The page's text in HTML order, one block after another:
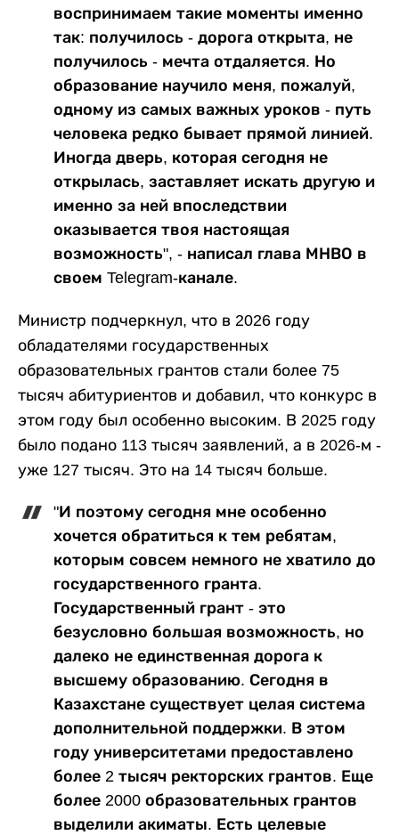
воспринимаем такие моменты именно
так: получилось - дорога открыта, не
получилось - мечта отдаляется. Но
образование научило меня, пожалуй,
одному из самых важных уроков - путь
человека редко бывает прямой линией.
Иногда дверь, которая сегодня не
открылась, заставляет искать другую и
именно за ней впоследствии
оказывается твоя настоящая
возможность", - написал глава МНВО в
своем Telegram-канале.
Министр подчеркнул, что в 2026 году
обладателями государственных
образовательных грантов стали более 75
тысяч абитуриентов и добавил, что конкурс в
этом году был особенно высоким. В 2025 году
было подано 113 тысяч заявлений, а в 2026-м -
уже 127 тысяч. Это на 14 тысяч больше.
"И поэтому сегодня мне особенно
хочется обратиться к тем ребятам,
которым совсем немного не хватило до
государственного гранта.
Государственный грант - это
безусловно большая возможность, но
далеко не единственная дорога к
высшему образованию. Сегодня в
Казахстане существует целая система
дополнительной поддержки. В этом
году университетами предоставлено
более 2 тысяч ректорских грантов. Еще
более 2000 образовательных грантов
выделили акиматы. Есть целевые